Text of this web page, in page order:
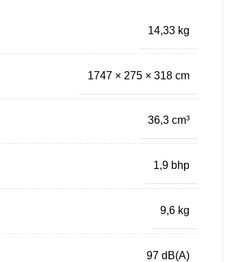
14,33 kg
1747 × 275 × 318 cm
36,3 cm³
1,9 bhp
9,6 kg
97 dB(A)